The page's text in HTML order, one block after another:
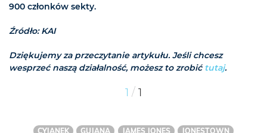
900 członków sekty.
Źródło: KAI
Dziękujemy za przeczytanie artykułu. Jeśli chcesz
wesprzeć naszą działalność, możesz to zrobićtutaj.
1 / 1
CYJANEK GUJANA JAMES JONES
JONESTOWN